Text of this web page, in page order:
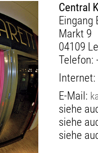
Central
Eingang
Markt 9
04109
Telefon:
Internet:
E-Mail:
siehe
siehe
siehe